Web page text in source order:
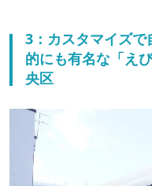
3：カスタマイズ
的にも有名な「え
央区